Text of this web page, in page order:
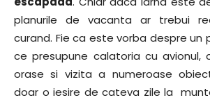
planurile de vacanta ar trebui
curand. Fie ca este vorba despre un
ce presupune calatoria cu avionul,
orase si vizita a numeroase
doar o iesire de cateva zile la